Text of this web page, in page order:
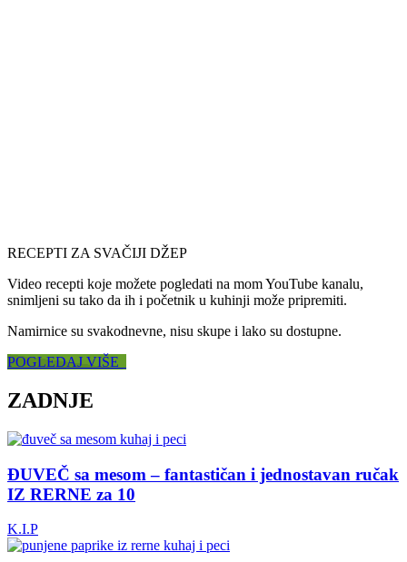
RECEPTI ZA SVAČIJI DŽEP
Video recepti koje možete pogledati na mom YouTube kanalu,
snimljeni su tako da ih i početnik u kuhinji može pripremiti.
Namirnice su svakodnevne, nisu skupe i lako su dostupne.
POGLEDAJ VIŠE
ZADNJE
ĐUVEČ sa mesom – fantastičan i jednostavan ručak
IZ RERNE za 10
K.I.P